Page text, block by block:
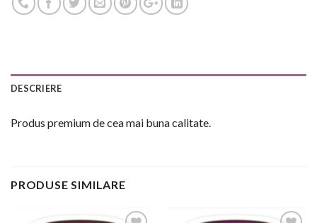
DESCRIERE
Produs premium de cea mai buna calitate.
PRODUSE SIMILARE